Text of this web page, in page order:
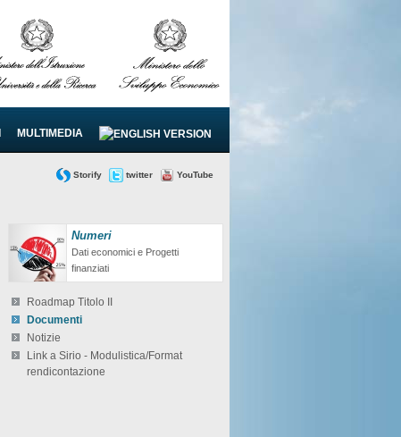
MULTIMEDIA
Storify twitter YouTube
Numeri
Dati economici e Progetti
finanziati
Roadmap Titolo II
Documenti
Notizie
Link a Sirio - Modulistica/Format
rendicontazione